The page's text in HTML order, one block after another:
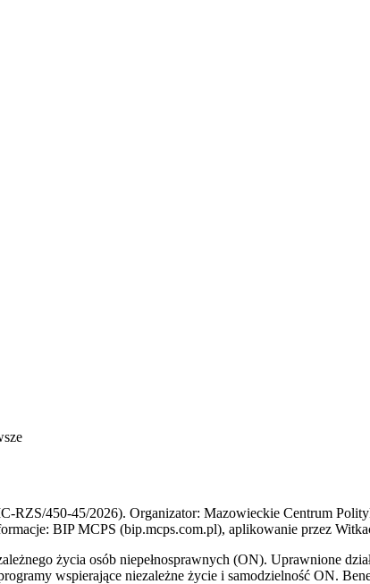
RZS/450-45/2026). Organizator: Mazowieckie Centrum
BIP MCPS (bip.mcps.com.pl), aplikowanie przez
życia osób niepełnosprawnych (ON). Uprawnione
wspierające niezależne życie i samodzielność ON.